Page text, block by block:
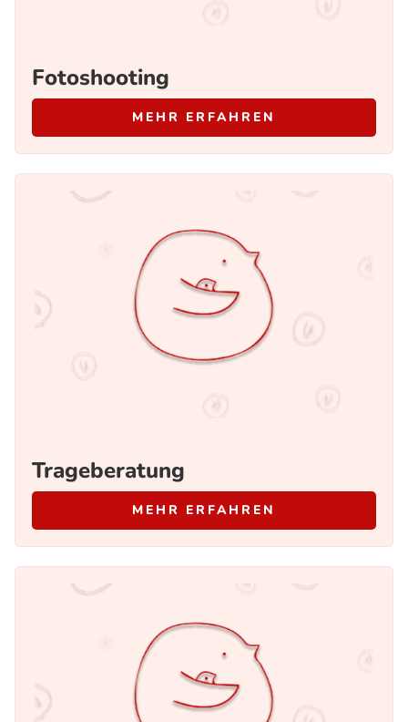
Fotoshooting
MEHR ERFAHREN
Trageberatung
MEHR ERFAHREN